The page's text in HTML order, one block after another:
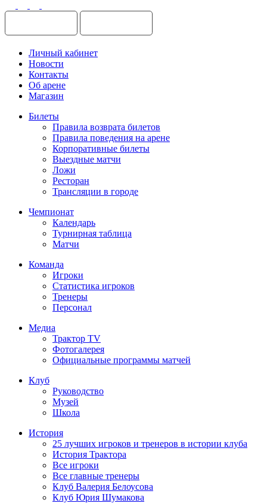
Личный кабинет
Новости
Контакты
Об арене
Магазин
Билеты
Правила возврата билетов
Правила поведения на арене
Корпоративные билеты
Выездные матчи
Ложи
Ресторан
Трансляции в городе
Чемпионат
Календарь
Турнирная таблица
Матчи
Команда
Игроки
Статистика игроков
Тренеры
Персонал
Медиа
Трактор TV
Фотогалерея
Официальные программы матчей
Клуб
Руководство
Музей
Школа
История
25 лучших игроков и тренеров в истории клуба
История Трактора
Все игроки
Все главные тренеры
Клуб Валерия Белоусова
Клуб Юрия Шумакова